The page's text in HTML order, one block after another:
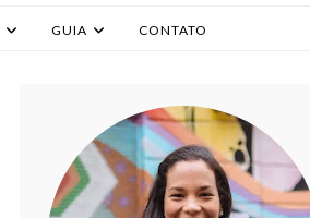
GUIA CONTATO